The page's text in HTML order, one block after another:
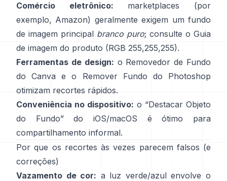
Comércio eletrônico: marketplaces (por
exemplo, Amazon) geralmente exigem um fundo
de imagem principal branco puro; consulte o Guia
de imagem do produto (RGB 255,255,255).
Ferramentas de design: o Removedor de Fundo
do Canva e o
Remover Fundo do Photoshop
otimizam recortes rápidos.
Conveniência no dispositivo: o “Destacar Objeto
do Fundo” do iOS/macOS é ótimo para
compartilhamento informal.
Por que os recortes às vezes parecem falsos (e
correções)
Vazamento de cor: a luz verde/azul envolve o